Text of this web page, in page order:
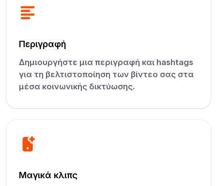
Περιγραφή
Δημιουργήστε μια περιγραφή και hashtags
για τη βελτιστοποίηση των βίντεο σας στα
μέσα κοινωνικής δικτύωσης.
Μαγικά κλιπς